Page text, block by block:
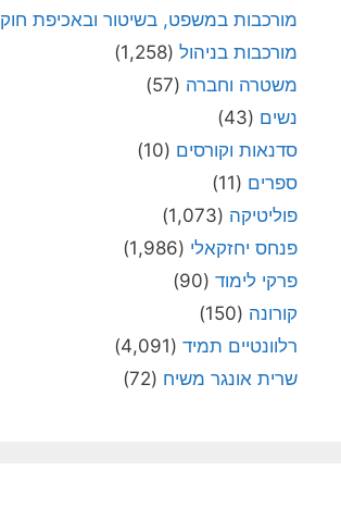
מורכבות במשפט, בשיטור ובאכיפת חוק
מורכבות בניהול (1,258)
משטרה וחברה (57)
נשים (43)
סדנאות וקורסים (10)
ספרים (11)
פוליטיקה (1,073)
פנחס יחזקאלי (1,986)
פרקי לימוד (90)
קורונה (150)
רלוונטיים תמיד (4,091)
שרית אונגר משיח (72)